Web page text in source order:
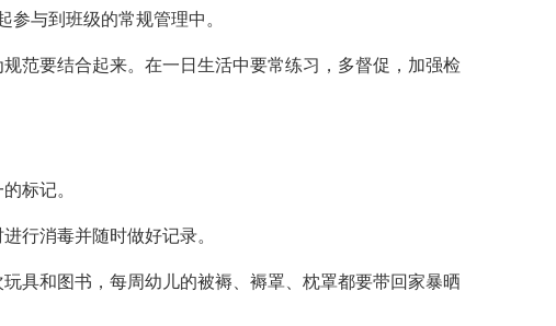
与到班级的常规管理中。
要结合起来。在一日生活中要常练习，多督促，加强检
标记。
消毒并随时做好记录。
和图书，每周幼儿的被褥、褥罩、枕罩都要带回家暴晒